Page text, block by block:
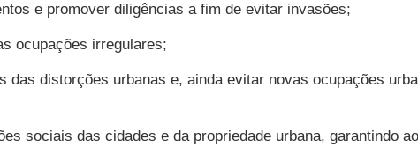
e promover diligências a fim de evitar invasões;
ocupações irregulares;
das distorções urbanas e, ainda evitar novas ocupações
sociais das cidades e da propriedade urbana, garantindo